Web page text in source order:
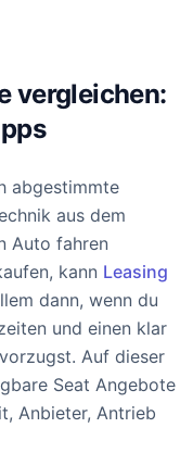
vergleichen:
abgestimmte
aus dem
Auto fahren
kann Leasing
dann, wenn du
und einen klar
Auf dieser
Seat Angebote
Anbieter, Antrieb